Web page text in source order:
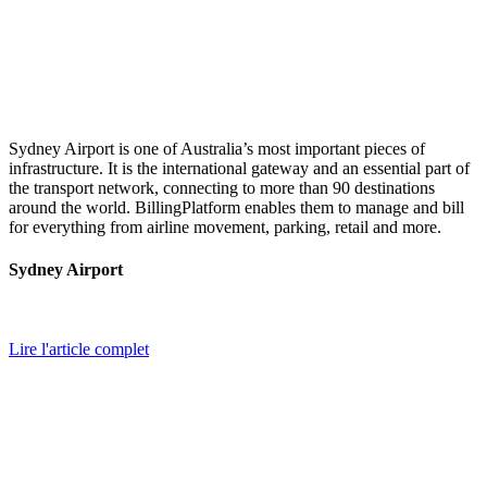
Sydney Airport is one of Australia’s most important pieces of
infrastructure. It is the international gateway and an essential part of
the transport network, connecting to more than 90 destinations
around the world. BillingPlatform enables them to manage and bill
for everything from airline movement, parking, retail and more.
Sydney Airport
Lire l'article complet